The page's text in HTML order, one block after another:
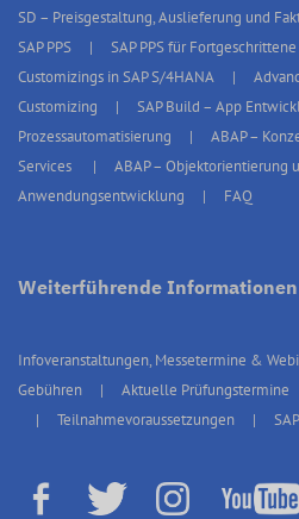
SD – Preisgestaltung, Auslieferung und
SAP PPS
SAP PPS für Fortgeschrittene
Customizings in SAP S/4HANA
Customizing
SAP Build – App
Prozessautomatisierung
ABAP –
Services
ABAP – Objektorientierung
Anwendungsentwicklung
FAQ
Weiterführende Informationen
Infoveranstaltungen, Messetermine &
Gebühren
Aktuelle Prüfungstermine
Teilnahmevoraussetzungen